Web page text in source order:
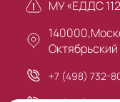
МУ «ЕДДС
+7 (498) 732-